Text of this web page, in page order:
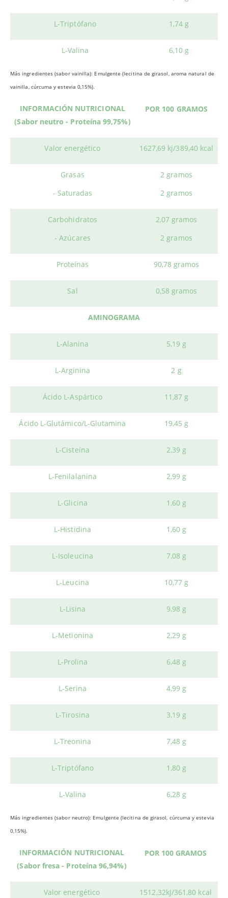
L-Triptófano 1,74 g
L-Valina 6,10 g
Más ingredientes (sabor vainilla): Emulgente (lecitina de girasol, aroma natural de
vainilla, cúrcuma y estevia 0,15%).
INFORMACIÓN NUTRICIONAL
(Sabor neutro - Proteína 99,75%)
POR 100 GRAMOS
Valor energético 1627,69 kj/389,40 kcal
Grasas
- Saturadas
2 gramos
2 gramos
Carbohidratos
- Azúcares
2,07 gramos
2 gramos
Proteínas 90,78 gramos
Sal 0,58 gramos
AMINOGRAMA
L-Alanina 5,19 g
L-Arginina 2 g
Ácido L-Aspártico 11,87 g
Ácido L-Glutámico/L-Glutamina 19,45 g
L-Cisteína 2,39 g
L-Fenilalanina 2,99 g
L-Glicina 1,60 g
L-Histidina 1,60 g
L-Isoleucina 7,08 g
L-Leucina 10,77 g
L-Lisina 9,98 g
L-Metionina 2,29 g
L-Prolina 6,48 g
L-Serina 4,99 g
L-Tirosina 3,19 g
L-Treonina 7,48 g
L-Triptófano 1,80 g
L-Valina 6,28 g
Más ingredientes (sabor neutro): Emulgente (lecitina de girasol, cúrcuma y estevia
0,15%).
INFORMACIÓN NUTRICIONAL
(Sabor fresa - Proteína 96,94%)
POR 100 GRAMOS
Valor energético 1512,32kJ/361,80 kcal